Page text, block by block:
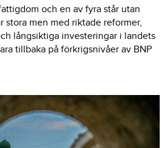
och en av fyra står utan
stora men med riktade reformer,
långsiktiga investeringar i landets
tillbaka på förkrigsnivåer av BNP